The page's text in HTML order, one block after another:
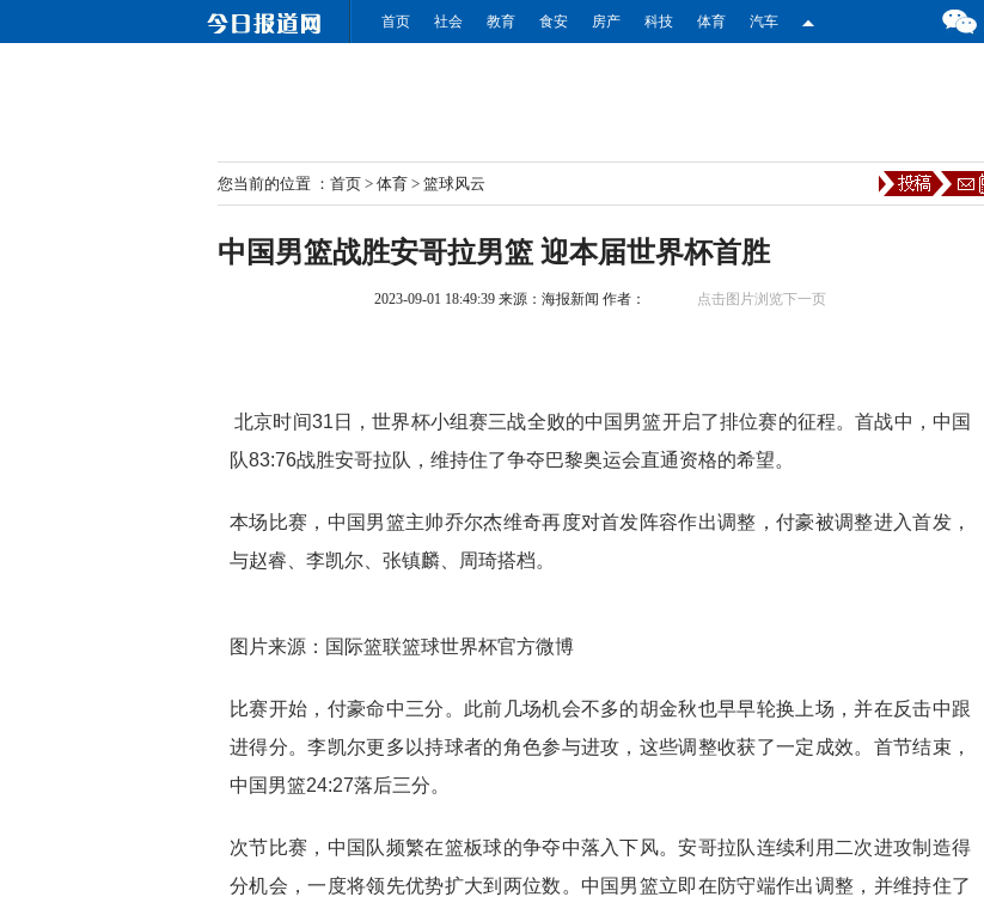
首页 社会 教育 食安 房产 科技 体育 汽车
您当前的位置 ： 首页 > 体育 > 篮球风云
中国男篮战胜安哥拉男篮 迎本届世界杯首胜
2023-09-01 18:49:39 来源：海报新闻 作者： 点击图片浏览下一页
北京时间31日，世界杯小组赛三战全败的中国男篮开启了排位赛的征程。首战中，中国
队83:76战胜安哥拉队，维持住了争夺巴黎奥运会直通资格的希望。
本场比赛，中国男篮主帅乔尔杰维奇再度对首发阵容作出调整，付豪被调整进入首发，
与赵睿、李凯尔、张镇麟、周琦搭档。
图片来源：国际篮联篮球世界杯官方微博
比赛开始，付豪命中三分。此前几场机会不多的胡金秋也早早轮换上场，并在反击中跟
进得分。李凯尔更多以持球者的角色参与进攻，这些调整收获了一定成效。首节结束，
中国男篮24:27落后三分。
次节比赛，中国队频繁在篮板球的争夺中落入下风。安哥拉队连续利用二次进攻制造得
分机会，一度将领先优势扩大到两位数。中国男篮立即在防守端作出调整，并维持住了